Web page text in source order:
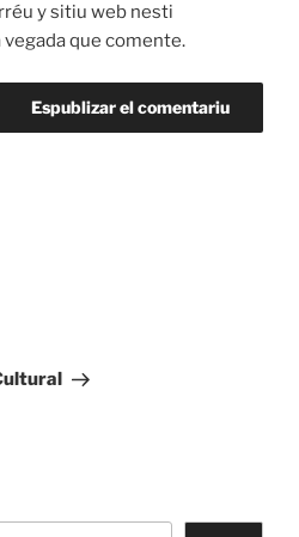
y sitiu web nesti
que comente.